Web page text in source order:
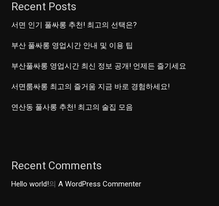
트
5
지!
Recent Posts
서면 인기 풀싸롱 추천! 최고의 선택은?
부산 풀싸롱 영업시간 안내 및 이용 팁
부산풀싸롱 영업시간 최신 정보 공개! 언제든 즐기세요
서면룸싸롱 최고의 즐거움 지금 바로 경험하세요!
연산동 풀사롱 추천! 최고의 술집 모음
Recent Comments
Hello world!의A WordPress Commenter